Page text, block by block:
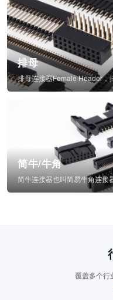
排母
简牛/牛角
覆盖多个行